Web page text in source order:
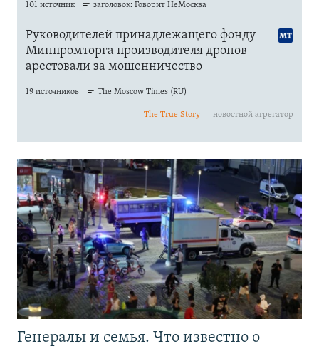
Генералы и семья. Что известно о